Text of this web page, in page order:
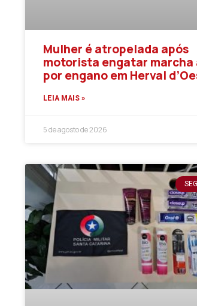
Mulher é atropelada após
motorista engatar marcha
por engano em Herval
LEIA MAIS »
5 de agosto de 2026